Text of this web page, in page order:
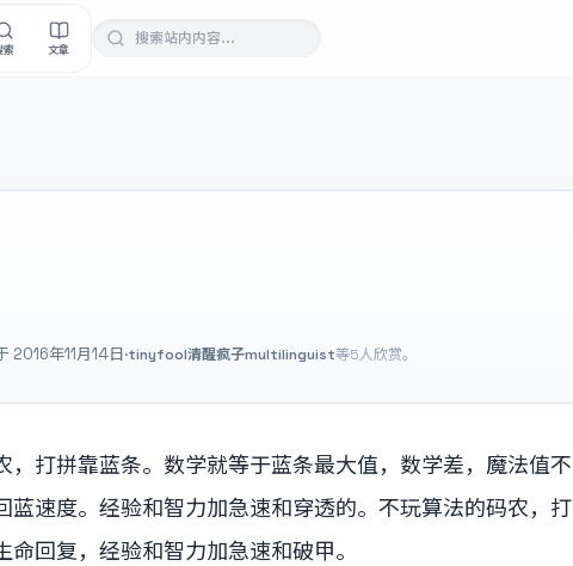
索 文章
2016年11月14日·tinyfool清醒疯子multilinguist等5人欣赏。
，打拼靠蓝条。数学就等于蓝条最大值，数学差，魔法值不
蓝速度。经验和智力加急速和穿透的。不玩算法的码农，打
回复，经验和智力加急速和破甲。